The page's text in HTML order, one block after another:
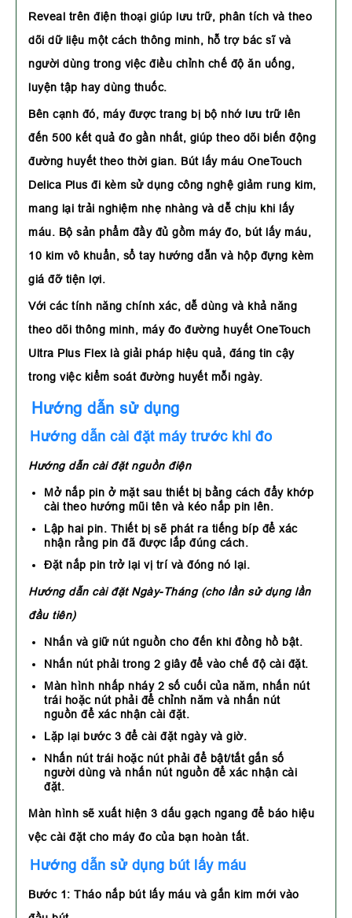
Reveal trên điện thoại giúp lưu trữ, phân tích và theo
dõi dữ liệu một cách thông minh, hỗ trợ bác sĩ và
người dùng trong việc điều chỉnh chế độ ăn uống,
luyện tập hay dùng thuốc.
Bên cạnh đó, máy được trang bị bộ nhớ lưu trữ lên
đến 500 kết quả đo gần nhất, giúp theo dõi biến động
đường huyết theo thời gian. Bút lấy máu OneTouch
Delica Plus đi kèm sử dụng công nghệ giảm rung kim,
mang lại trải nghiệm nhẹ nhàng và dễ chịu khi lấy
máu. Bộ sản phẩm đầy đủ gồm máy đo, bút lấy máu,
10 kim vô khuẩn, sổ tay hướng dẫn và hộp đựng kèm
giá đỡ tiện lợi.
Với các tính năng chính xác, dễ dùng và khả năng
theo dõi thông minh, máy đo đường huyết OneTouch
Ultra Plus Flex là giải pháp hiệu quả, đáng tin cậy
trong việc kiểm soát đường huyết mỗi ngày.
Hướng dẫn sử dụng
Hướng dẫn cài đặt máy trước khi đo
Hướng dẫn cài đặt nguồn điện
Mở nắp pin ở mặt sau thiết bị bằng cách đẩy khớp
cài theo hướng mũi tên và kéo nắp pin lên.
Lập hai pin. Thiết bị sẽ phát ra tiếng bíp để xác
nhận rằng pin đã được lắp đúng cách.
Đặt nắp pin trở lại vị trí và đóng nó lại.
Hướng dẫn cài đặt Ngày-Tháng (cho lần sử dụng lần
đầu tiên)
Nhấn và giữ nút nguồn cho đến khi đồng hồ bật.
Nhấn nút phải trong 2 giây để vào chế độ cài đặt.
Màn hình nhấp nháy 2 số cuối của năm, nhấn nút
trái hoặc nút phải để chỉnh năm và nhấn nút
nguồn để xác nhận cài đặt.
Lặp lại bước 3 để cài đặt ngày và giờ.
Nhấn nút trái hoặc nút phải để bật/tắt gắn số
người dùng và nhấn nút nguồn để xác nhận cài
đặt.
Màn hình sẽ xuất hiện 3 dấu gạch ngang để báo hiệu
vệc cài đặt cho máy đo của bạn hoàn tất.
Hướng dẫn sử dụng bút lấy máu
Bước 1: Tháo nắp bút lấy máu và gắn kim mới vào